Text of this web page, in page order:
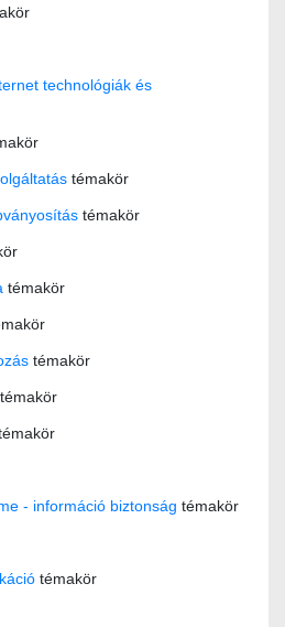
technológiák és
témakör
témakör
témakör
témakör
témakör
- információ biztonság témakör
témakör